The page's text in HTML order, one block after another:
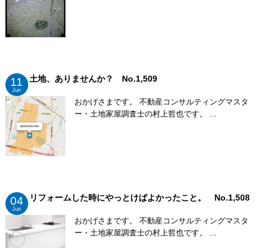
11
Jun
土地、ありませんか？ No.1,509
おかげさまです。 不動産コンサルティングマスタ
ー・土地家屋調査士の村上哲也です。 ...
04
Jun
リフォームした時にやっとけばよかったこと。 No.1,508
おかげさまです。 不動産コンサルティングマスタ
ー・土地家屋調査士の村上哲也です。 ...